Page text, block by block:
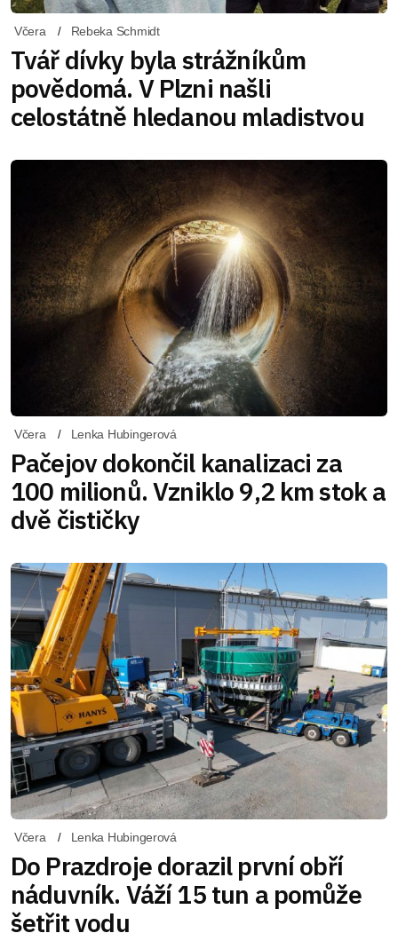
Včera Rebeka Schmidt
Tvář dívky byla strážníkům
povědomá. V Plzni našli
celostátně hledanou mladistvou
Včera Lenka Hubingerová
Pačejov dokončil kanalizaci za
100 milionů. Vzniklo 9,2 km stok a
dvě čističky
Včera Lenka Hubingerová
Do Prazdroje dorazil první obří
náduvník. Váží 15 tun a pomůže
šetřit vodu